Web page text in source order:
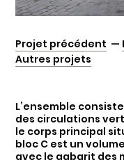
L’ensemble
des circulations
le corps principal
bloc C est un
avec le gabarit des
Projet précédent —
Autres projets